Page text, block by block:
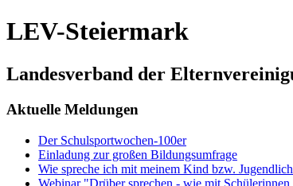
LEV-Steiermark
Landesverband der
Aktuelle Meldungen
Der Schulsportwochen-100er
Einladung zur großen Bildungsumfrage
Wie spreche ich mit meinem Kind bzw.
Webinar "Drüber sprechen - wie mit